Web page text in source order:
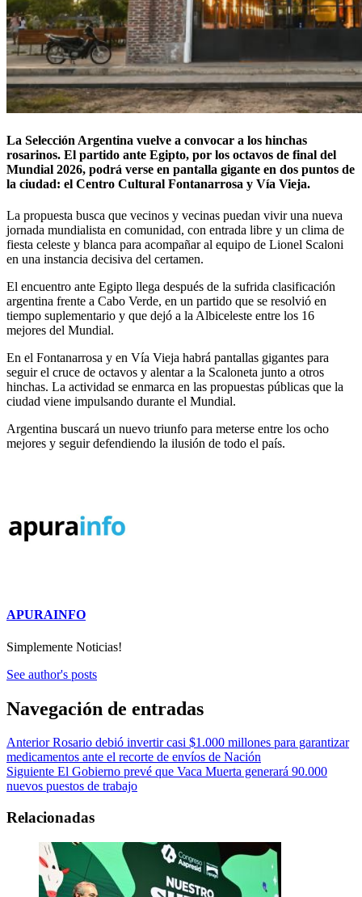
La Selección Argentina vuelve a convocar a los hinchas
rosarinos. El partido ante Egipto, por los octavos de final del
Mundial 2026, podrá verse en pantalla gigante en dos puntos de
la ciudad: el Centro Cultural Fontanarrosa y Vía Vieja.
La propuesta busca que vecinos y vecinas puedan vivir una nueva
jornada mundialista en comunidad, con entrada libre y un clima de
fiesta celeste y blanca para acompañar al equipo de Lionel Scaloni
en una instancia decisiva del certamen.
El encuentro ante Egipto llega después de la sufrida clasificación
argentina frente a Cabo Verde, en un partido que se resolvió en
tiempo suplementario y que dejó a la Albiceleste entre los 16
mejores del Mundial.
En el Fontanarrosa y en Vía Vieja habrá pantallas gigantes para
seguir el cruce de octavos y alentar a la Scaloneta junto a otros
hinchas. La actividad se enmarca en las propuestas públicas que la
ciudad viene impulsando durante el Mundial.
Argentina buscará un nuevo triunfo para meterse entre los ocho
mejores y seguir defendiendo la ilusión de todo el país.
APURAINFO
Simplemente Noticias!
See author's posts
Navegación de entradas
AnteriorRosario debió invertir casi $1.000 millones para garantizar
medicamentos ante el recorte de envíos de Nación
Siguiente El Gobierno prevé que Vaca Muerta generará 90.000
nuevos puestos de trabajo
Relacionadas